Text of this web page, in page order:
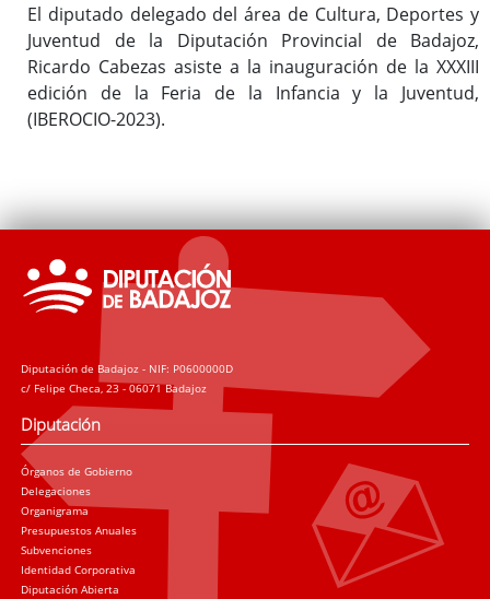
El diputado delegado del área de Cultura, Deportes y
Juventud de la Diputación Provincial de Badajoz,
Ricardo Cabezas asiste a la inauguración de la XXXIII
edición de la Feria de la Infancia y la Juventud,
(IBEROCIO-2023).
Diputación de Badajoz - NIF: P0600000D
c/ Felipe Checa, 23 - 06071 Badajoz
Diputación
Órganos de Gobierno
Delegaciones
Organigrama
Presupuestos Anuales
Subvenciones
Identidad Corporativa
Diputación Abierta